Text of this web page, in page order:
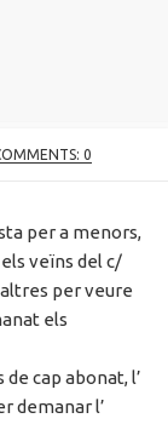
0
per a menors,
veïns del c/
per veure
els
cap abonat, l’
demanar l’